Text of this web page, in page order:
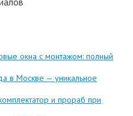
окна с монтажом: полный
в Москве — уникальное
и прораб при